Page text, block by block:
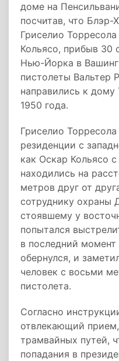
доме на
посчитав, что Блэр-
Гриселио
Кольясо, прибыв 30
Нью-Йорка в
пистолеты Вальтер
направились к
1950 года.
Гриселио
резиденции с
как Оскар Кольясо
находились на
метров друг от
сотруднику охраны
стоявшему у
попытался
в последний момент
обернулся, и
человек с восьми
пистолета.
Согласно
отвлекающий
трамвайных путей,
попадания в